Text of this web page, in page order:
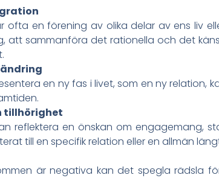
ofta en förening av olika delar av ens liv
att sammanföra det rationella och det
en ny fas i livet, som en ny relation,
tillhörighet
reflektera en önskan om engagemang,
till en specifik relation eller en allmän
är negativa kan det spegla rädsla